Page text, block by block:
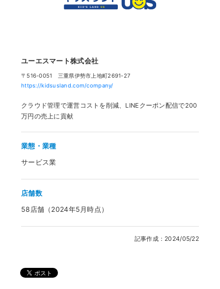
ユーエスマート株式会社
〒516-0051 三重県伊勢市上地町2691-27
https://kidsusland.com/company/
クラウド管理で運営コストを削減、LINEクーポン配信で200
万円の売上に貢献
業態・業種
サービス業
店舗数
58店舗（2024年5月時点）
記事作成：2024/05/22